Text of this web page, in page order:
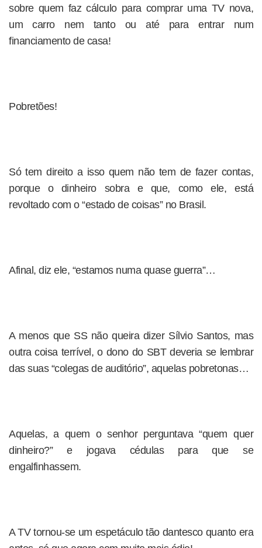
sobre quem faz cálculo para comprar uma TV nova,
um carro nem tanto ou até para entrar num
financiamento de casa!
Pobretões!
Só tem direito a isso quem não tem de fazer contas,
porque o dinheiro sobra e que, como ele, está
revoltado com o “estado de coisas” no Brasil.
Afinal, diz ele, “estamos numa quase guerra”…
A menos que SS não queira dizer Sílvio Santos, mas
outra coisa terrível, o dono do SBT deveria se lembrar
das suas “colegas de auditório”, aquelas pobretonas…
Aquelas, a quem o senhor perguntava “quem quer
dinheiro?” e jogava cédulas para que se
engalfinhassem.
A TV tornou-se um espetáculo tão dantesco quanto era